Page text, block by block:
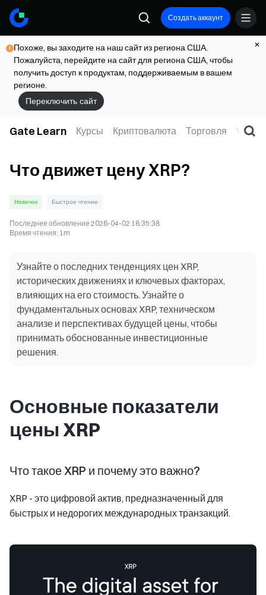
Создать аккаунт
Похоже, вы заходите на наш сайт из региона США.
Пожалуйста, перейдите на сайт для региона США, чтобы
получить доступ к продуктам, поддерживаемым в вашем
регионе.
Переключить сайт
Gate Learn Курсы Криптовалюта Торговля Web3
Что движет цену XRP?
Новичок Быстрое чтение
Последнее обновление 2026-04-02 18:35:38
Время чтения: 1m
Узнайте о последних тенденциях цен XRP,
исторических движениях и ключевых факторах,
влияющих на его стоимость. Узнайте о
фундаментальных основах XRP, техническом
анализе и перспективах будущей цены, чтобы
принимать обоснованные инвестиционные
решения.
Основные показатели
цены XRP
Что такое XRP и почему это важно?
XRP - это цифровой актив, предназначенный для
быстрых и недорогих международных транзакций.